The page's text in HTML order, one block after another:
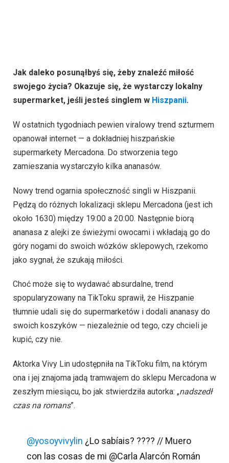
Jak daleko posunąłbyś się, żeby znaleźć miłość
swojego życia? Okazuje się, że wystarczy lokalny
supermarket, jeśli jesteś singlem w Hiszpanii.
W ostatnich tygodniach pewien viralowy trend szturmem
opanował internet — a dokładniej hiszpańskie
supermarkety Mercadona. Do stworzenia tego
zamieszania wystarczyło kilka ananasów.
Nowy trend ogarnia społeczność singli w Hiszpanii.
Pędzą do różnych lokalizacji sklepu Mercadona (jest ich
około 1630) między 19:00 a 20:00. Następnie biorą
ananasa z alejki ze świeżymi owocami i wkładają go do
góry nogami do swoich wózków sklepowych, rzekomo
jako sygnał, że szukają miłości.
Choć może się to wydawać absurdalne, trend
spopularyzowany na TikToku sprawił, że Hiszpanie
tłumnie udali się do supermarketów i dodali ananasy do
swoich koszyków — niezależnie od tego, czy chcieli je
kupić, czy nie.
Aktorka Vivy Lin udostępniła na TikToku film, na którym
ona i jej znajoma jadą tramwajem do sklepu Mercadona w
zeszłym miesiącu, bo jak stwierdziła autorka: „nadszedł
czas na romans”.
@yosoyvivylin ¿Lo sabíais? ???? // Muero
con las cosas de mi @Carla Alarcón Román